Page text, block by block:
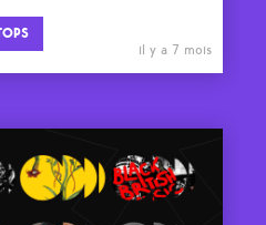
il y a 7 mois